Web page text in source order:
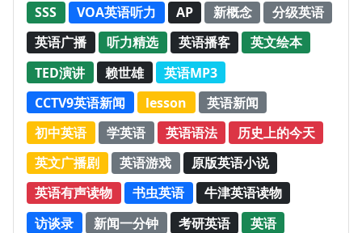
SSS
VOA英语听力 AP 新概念
分级英语
英语广播
听力精选 英语播客
英文绘本
TED演讲
赖世雄
英语MP3
CCTV9英语新闻
lesson
英语新闻
初中英语
学英语 英语语法
历史上的今天
英文广播剧
英语游戏
原版英语小说
英语有声读物
书虫英语
牛津英语读物
访谈录
新闻一分钟 考研英语
英语